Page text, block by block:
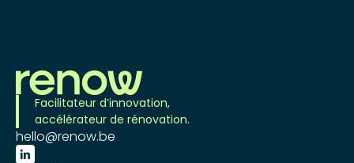
Facilitateur d’innovation,
accélérateur de rénovation.
hello@renow.be
